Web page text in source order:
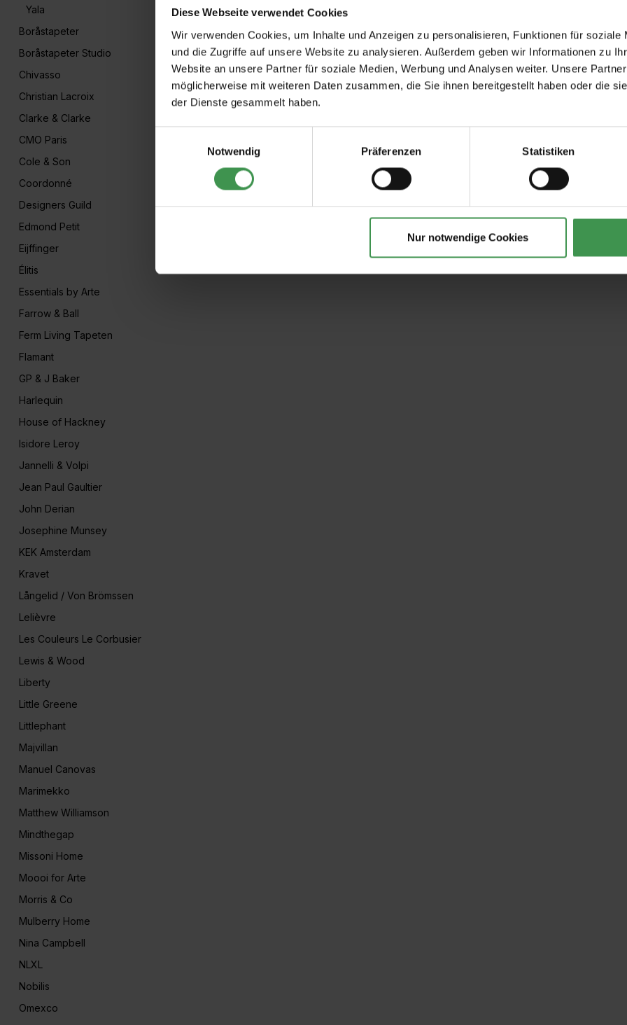
Diese Webseite verwendet Cookies
Wir verwenden Cookies, um Inhalte und Anzeigen zu personalisieren, Funktionen für soziale
und die Zugriffe auf unsere Website zu analysieren. Außerdem geben wir Informationen zu
Website an unsere Partner für soziale Medien, Werbung und Analysen weiter. Unsere
möglicherweise mit weiteren Daten zusammen, die Sie ihnen bereitgestellt haben oder die
der Dienste gesammelt haben.
Notwendig
Präferenzen Statistiken
Nur notwendige Cookies
Yala
Boråstapeter
Boråstapeter Studio
Chivasso
Christian Lacroix
Clarke & Clarke
CMO Paris
Cole & Son
Coordonné
Designers Guild
Edmond Petit
Eijffinger
Élitis
Essentials by Arte
Farrow & Ball
Ferm Living Tapeten
Flamant
GP & J Baker
Harlequin
House of Hackney
Isidore Leroy
Jannelli & Volpi
Jean Paul Gaultier
John Derian
Josephine Munsey
KEK Amsterdam
Kravet
Långelid / Von Brömssen
Lelièvre
Les Couleurs Le Corbusier
Lewis & Wood
Liberty
Little Greene
Littlephant
Majvillan
Manuel Canovas
Marimekko
Matthew Williamson
Mindthegap
Missoni Home
Moooi for Arte
Morris & Co
Mulberry Home
Nina Campbell
NLXL
Nobilis
Omexco